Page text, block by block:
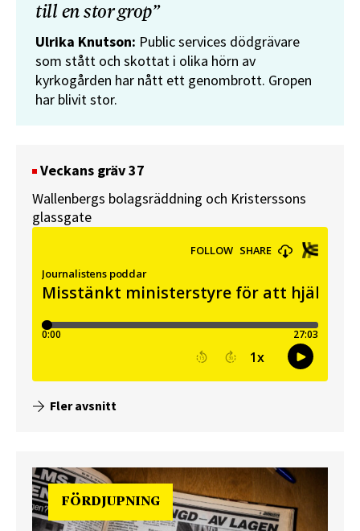
till en stor grop”
Ulrika Knutson: Public services dödgrävare
som stått och skottat i olika hörn av
kyrkogården har nått ett genombrott. Gropen
har blivit stor.
Veckans gräv 37
Wallenbergs bolagsräddning och Kristerssons
glassgate
Fler avsnitt
FÖRDJUPNING